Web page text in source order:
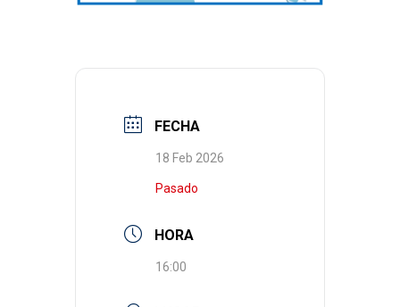
FECHA
18 Feb 2026
Pasado
HORA
16:00